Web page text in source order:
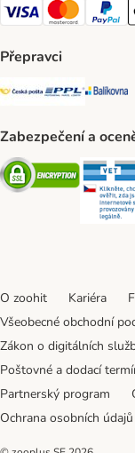
Visa Payment Method
MastercardPayPal
Přepravci
Česká pošta
PPL
Zabezpečení a
Security
O zoohit Kariéra
Všeobecné obchodní
Zákon o digitálních
Poštovné a dodací
Partnerský program
Ochrana osobních údajů